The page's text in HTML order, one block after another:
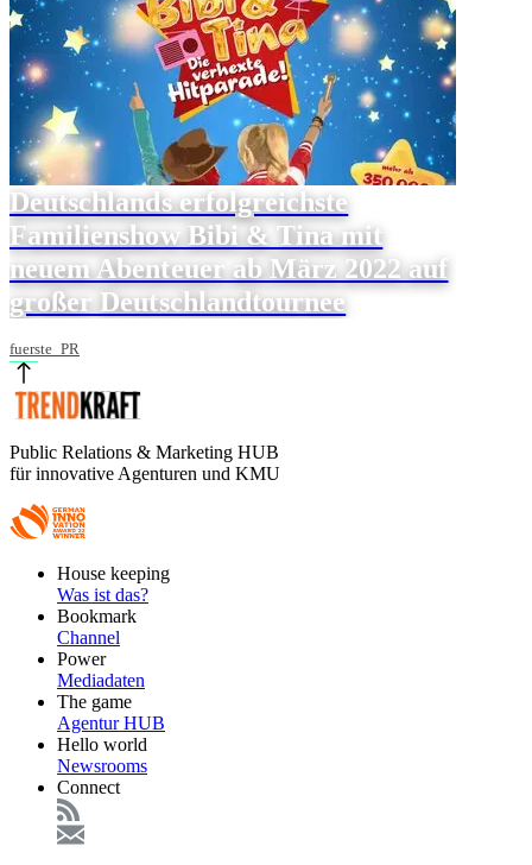
Deutschlands erfolgreichste
Familienshow Bibi & Tina mit
neuem Abenteuer ab März 2022 auf
großer Deutschlandtournee
fuerste_PR
Public Relations & Marketing HUB
für innovative Agenturen und KMU
FooterHouse keeping
Was ist das?
Bookmark
Channel
Power
Mediadaten
The game
Agentur HUB
Hello world
Newsrooms
Connect